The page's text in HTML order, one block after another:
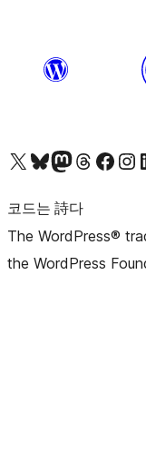
X(이전 트위터) 계정 방문하기블루스카이 계정 방문하기마스토돈 계정 방문하기스레드 계정 방문하기 페이스북 페이지 방문하기인스타그램 계정 방문하기
코드는 詩다
The WordPress®
the WordPress